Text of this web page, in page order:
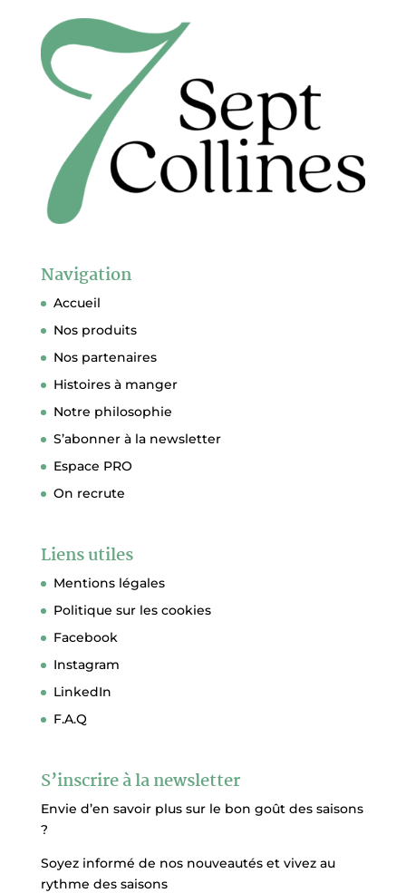
Navigation
Accueil
Nos produits
Nos partenaires
Histoires à manger
Notre philosophie
S’abonner à la newsletter
Espace PRO
On recrute
Liens utiles
Mentions légales
Politique sur les cookies
Facebook
Instagram
LinkedIn
F.A.Q
S’inscrire à la newsletter
Envie d’en savoir plus sur le bon goût des saisons
?
Soyez informé de nos nouveautés et vivez au
rythme des saisons